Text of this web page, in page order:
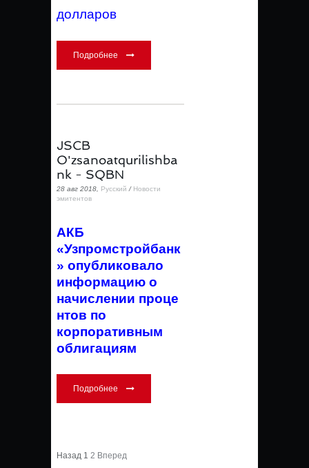
долларов
Подробнее
JSCB
O'zsanoatqurilishba
nk - SQBN
28 авг 2018, Русский / Новости
эмитентов
АКБ
«Узпромстройбанк
» опубликовало
информацию о
начислении проце
нтов по
корпоративным
облигациям
Подробнее
Назад 1 2 Вперед